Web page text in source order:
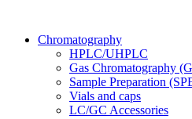
Chromatography
HPLC/UHPLC
Gas Chromatography
Sample Preparation
Vials and caps
LC/GC Accessories